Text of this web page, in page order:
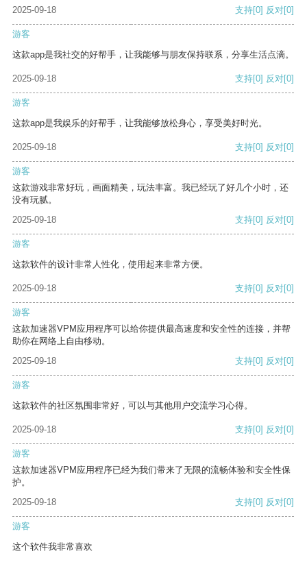
2025-09-18
支持[0] 反对[0]
游客
这款app是我社交的好帮手，让我能够与朋友保持联系，分享生活点滴。
2025-09-18 支持[0] 反对[0]
游客
这款app是我娱乐的好帮手，让我能够放松身心，享受美好时光。
2025-09-18 支持[0] 反对[0]
游客
这款游戏非常好玩，画面精美，玩法丰富。我已经玩了好几个小时，还
没有玩腻。
2025-09-18
支持[0] 反对[0]
游客
这款软件的设计非常人性化，使用起来非常方便。
2025-09-18 支持[0] 反对[0]
游客
这款加速器VPM应用程序可以给你提供最高速度和安全性的连接，并帮
助你在网络上自由移动。
2025-09-18
支持[0] 反对[0]
游客
这款软件的社区氛围非常好，可以与其他用户交流学习心得。
2025-09-18 支持[0] 反对[0]
游客
这款加速器VPM应用程序已经为我们带来了无限的流畅体验和安全性保
护。
2025-09-18
支持[0] 反对[0]
游客
这个软件我非常喜欢